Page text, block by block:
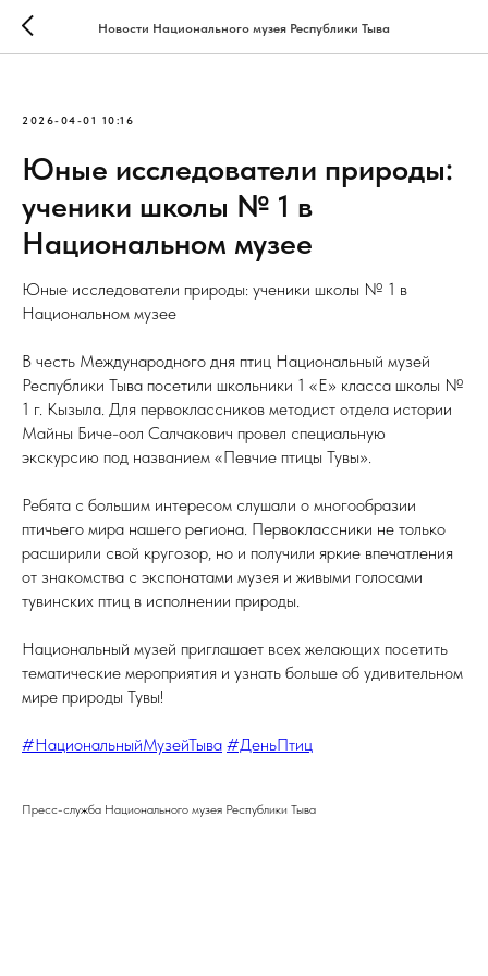
Новости Национального музея Республики Тыва
2026-04-01 10:16
Юные исследователи природы:
ученики школы № 1 в
Национальном музее
Юные исследователи природы: ученики школы № 1 в
Национальном музее
В честь Международного дня птиц Национальный музей
Республики Тыва посетили школьники 1 «Е» класса школы №
1 г. Кызыла. Для первоклассников методист отдела истории
Майны Биче-оол Салчакович провел специальную
экскурсию под названием «Певчие птицы Тувы».
Ребята с большим интересом слушали о многообразии
птичьего мира нашего региона. Первоклассники не только
расширили свой кругозор, но и получили яркие впечатления
от знакомства с экспонатами музея и живыми голосами
тувинских птиц в исполнении природы.
Национальный музей приглашает всех желающих посетить
тематические мероприятия и узнать больше об удивительном
мире природы Тувы!
#НациональныйМузейТыва #ДеньПтиц
Пресс-служба Национального музея Республики Тыва